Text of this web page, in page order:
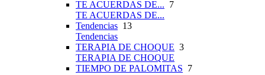
TE ACUERDAS DE... 7
TE ACUERDAS DE...
Tendencias 13
Tendencias
TERAPIA DE CHOQUE 3
TERAPIA DE CHOQUE
TIEMPO DE PALOMITAS 7